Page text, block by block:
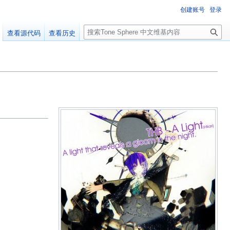
创建账号 登录
查看源代码 查看历史
搜
索